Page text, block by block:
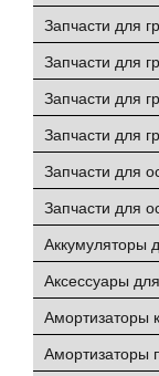
Запчасти для
Запчасти для
Запчасти для
Запчасти для
Запчасти для
Запчасти для
Аккумуляторы
Аксессуары
Амортизаторы
Амортизаторы